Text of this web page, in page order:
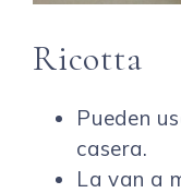
Ricotta
Pueden
casera.
La van a